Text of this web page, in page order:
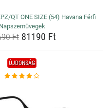
QT ONE SIZE (54) Havana Férfi
Napszemüvegek
Ft81190 Ft
ÚJDONSÁG